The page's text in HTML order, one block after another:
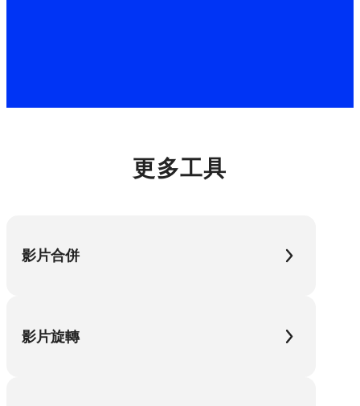
更多工具
影片合併
影片旋轉